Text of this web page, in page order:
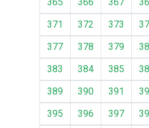
371
372 373
377
378 379
383
384 385
389
390 391
395
396 397